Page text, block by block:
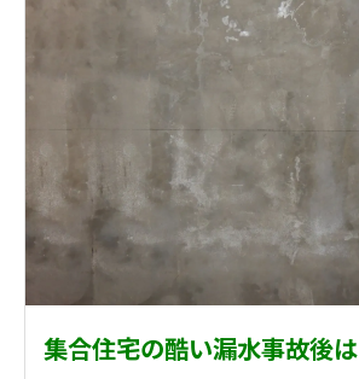
集合住宅の酷い漏水事故後は